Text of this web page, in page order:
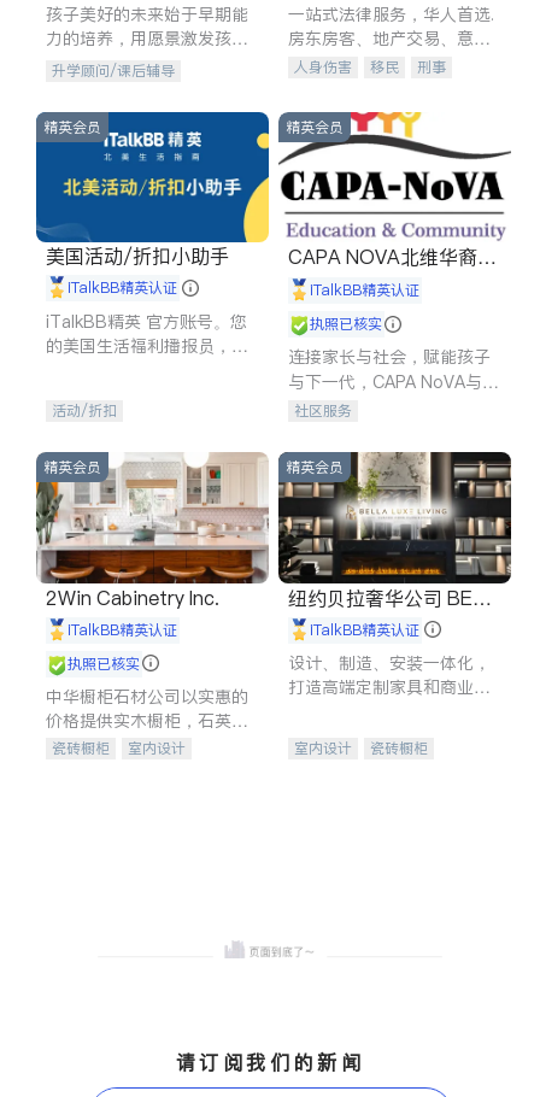
孩子美好的未来始于早期能
力的培养，用愿景激发孩子
的学习潜力和动力。理念：
拥有成长型心态是成功的基
石。
升学顾问/课后辅导
一站式法律服务，华人首选.
房东房客、地产交易、意外
伤害、车祸重伤、商业诉
建筑合同、刑事案件全包办
人身伤害 移民
刑事
信托/遗嘱
商业
索赔
律师-其它 保释
精英会员
美国活动/折扣小助手
iTalkBB精英认证
iTalkBB精英 官方账号。您
的美国生活福利播报员，精
专属福利。
活动/折扣
精英会员
CAPA NOVA北维华裔家
长会iTalkBB精英认证
执照已核实
连接家长与社会，赋能孩子
与下一代，CAPA NoVA与您
携手建设包容、公平、充满
社区服务
精英会员
2Win Cabinetry Inc.
iTalkBB精英认证
执照已核实
中华橱柜石材公司以实惠的
价格提供实木橱柜，石英石
台面，多种优质不锈钢水
瓷砖橱柜
室内设计
精英会员
纽约贝拉奢华公司 BELL
A LUXE
iTalkBB精英认证
设计、制造、安装一体化，
打造高端定制家具和商业空
室内设计
瓷砖橱柜
请订阅我们的新闻